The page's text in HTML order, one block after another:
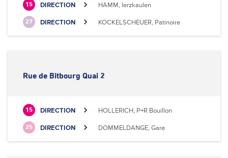
15 DIRECTION HAMM, Ierzkaulen
27 DIRECTION KOCKELSCHEUER, Patinoire
Rue de Bitbourg Quai 2
15 DIRECTION HOLLERICH, P+R Bouillon
25 DIRECTION DOMMELDANGE, Gare